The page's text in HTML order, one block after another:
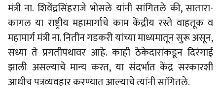
मंत्री ना. शिवेंद्रसिंहराजे भोसले यांनी सांगितले की, सातारा-
कागल या राष्ट्रीय महामार्गाचे काम केंद्रीय रस्ते वाहतूक व
महामार्ग मंत्री ना. नितीन गडकरी यांच्या माध्यमातून सुरू असून,
सध्या ते प्रगतीपथावर आहे. काही ठेकेदारांकडून दिरंगाई
झाली असल्याचे मान्य करत, या संदर्भात केंद्र सरकारशी
आधीच पत्रव्यवहार करण्यात आल्याचे त्यांनी सांगितले.